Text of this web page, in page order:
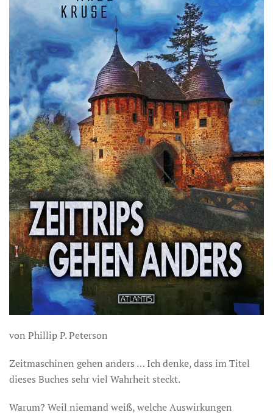
von Phillip P. Peterson
Zeitmaschinen gehen anders … Ich denke, dass im Titel
dieses Buches sehr viel Wahrheit steckt.
Warum? Weil niemand weiß, welche Auswirkungen